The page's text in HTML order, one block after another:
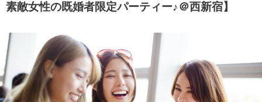
素敵女性の既婚者限定パーティー♪＠西新宿】